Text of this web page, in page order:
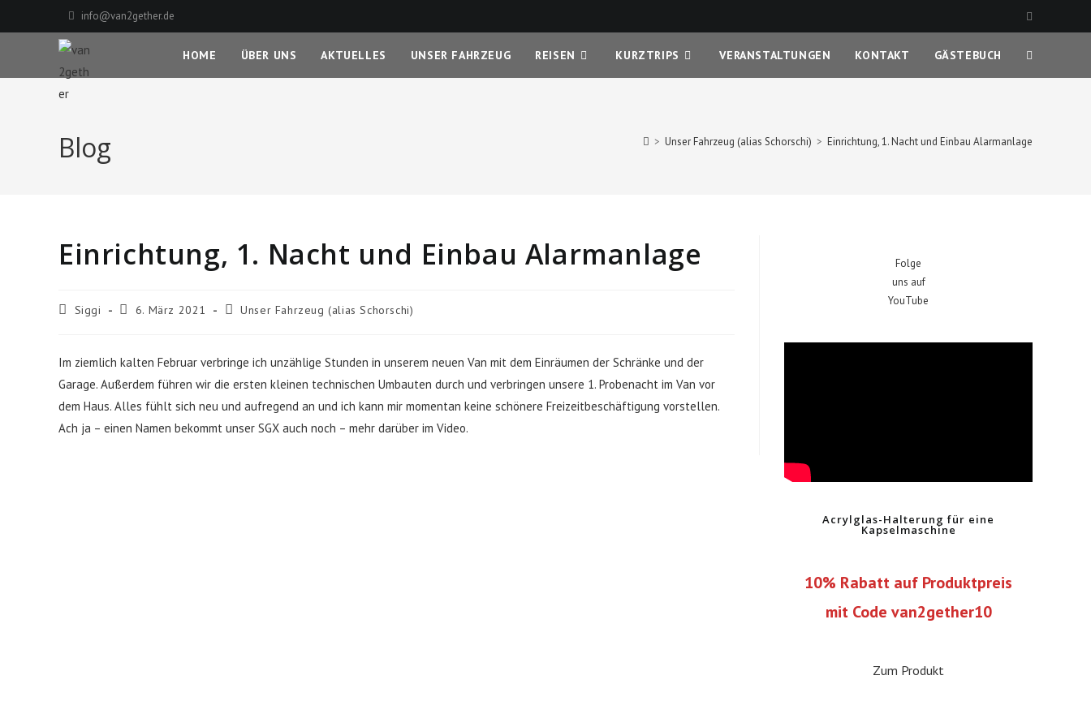
Inhalt
info@van2gether.de
HOME ÜBER UNS AKTUELLES UNSER FAHRZEUG REISEN KURZTRIPS VERANSTALTUNGEN KONTAKT GÄSTEBUCH WEBSITE-
Blog > Unser Fahrzeug (alias Schorschi) > Einrichtung, 1. Nacht und Einbau Alarmanlage
Einrichtung, 1. Nacht und Einbau Alarmanlage
Beitrags-
Siggi
Beitrag
6. März 2021
Beitrags-
Unser Fahrzeug (alias Schorschi)
Im ziemlich kalten Februar verbringe ich unzählige Stunden in unserem neuen Van mit dem Einräumen der Schränke und der
Garage. Außerdem führen wir die ersten kleinen technischen Umbauten durch und verbringen unsere 1. Probenacht im Van vor
dem Haus. Alles fühlt sich neu und aufregend an und ich kann mir momentan keine schönere Freizeitbeschäftigung vorstellen.
Ach ja – einen Namen bekommt unser SGX auch noch – mehr darüber im Video.
Folge
uns auf
YouTube
Acrylglas-Halterung für eine
Kapselmaschine
10% Rabatt auf Produktpreis
mit Code van2gether10
Zum Produkt